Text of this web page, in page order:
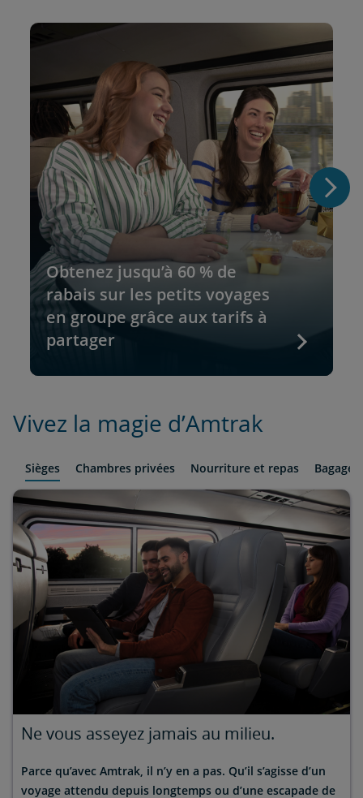
Obtenez jusqu’à 60 % de
rabais sur les petits voyages
en groupe grâce aux tarifs à
partager
Vivez la magie d’Amtrak
Sièges Chambres privées Nourriture et repas Bagages
Ne vous asseyez jamais au milieu.
Parce qu’avec Amtrak, il n’y en a pas. Qu’il s’agisse d’un
voyage attendu depuis longtemps ou d’une escapade de